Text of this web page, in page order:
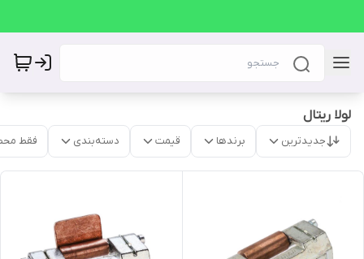
لولا ریتال
جدیدترین برندها قیمت دسته‌بندی فقط